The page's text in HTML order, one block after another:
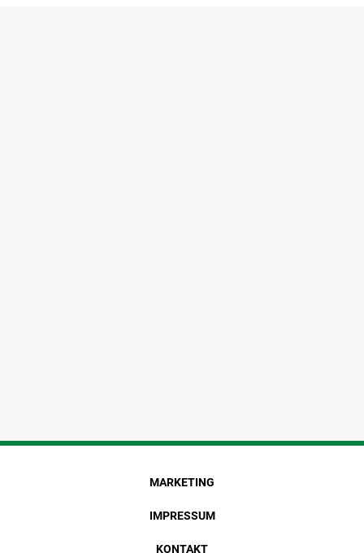
MARKETING
IMPRESSUM
KONTAKT